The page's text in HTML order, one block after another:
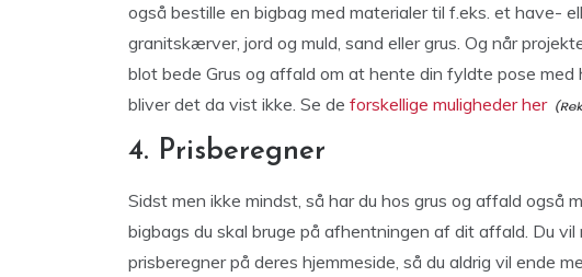
også bestille en bigbag med materialer til f.eks. et have-
granitskærver, jord og muld, sand eller grus. Og når
blot bede Grus og affald om at hente din fyldte pose
bliver det da vist ikke. Se de forskellige muligheder her
4. Prisberegner
Sidst men ikke mindst, så har du hos grus og affald også
bigbags du skal bruge på afhentningen af dit affald. Du vil
prisberegner på deres hjemmeside, så du aldrig vil ende